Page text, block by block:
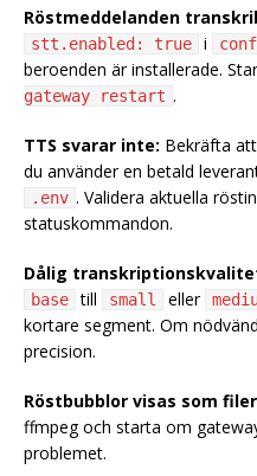
Röstmeddelanden
stt.enabled: true i
beroenden är installerade.
gateway restart .
TTS svarar inte: Bekräfta att
du använder en betald
.env . Validera aktuella
statuskommandon.
Dålig
base till small eller
kortare segment. Om
precision.
Röstbubblor visas som
ffmpeg och starta om
problemet.